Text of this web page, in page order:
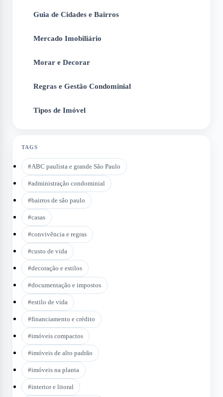
Guia de Cidades e Bairros
Mercado Imobiliário
Morar e Decorar
Regras e Gestão Condominial
Tipos de Imóvel
TAGS
#ABC paulista e grande São Paulo
#administração condominial
#bairros de são paulo
#casas
#convivência e regras
#custo de vida
#decoração e estilos
#documentação e impostos
#estilo de vida
#financiamento e crédito
#imóveis compactos
#imóveis de alto padrão
#imóveis na planta
#interior e litoral